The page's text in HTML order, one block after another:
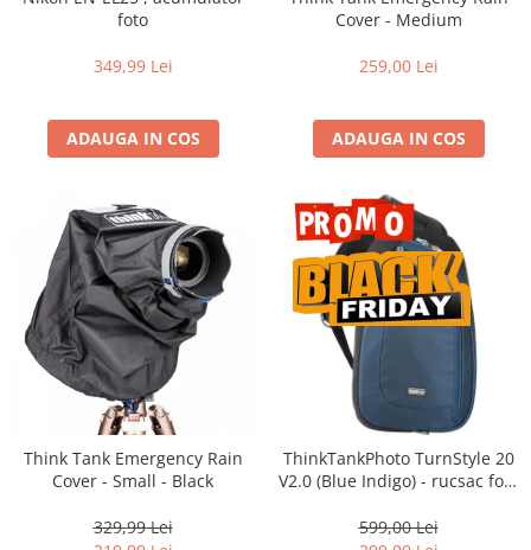
Accesorii diverse
foto
349,99 Lei
ADAUGA IN COS
Cover - Medium
259,00 Lei
ADAUGA IN COS
Think Tank Emergency Rain
Cover - Small - Black
329,99 Lei
ThinkTankPhoto TurnStyle 20
V2.0 (Blue Indigo) - rucsac foto
599,00 Lei